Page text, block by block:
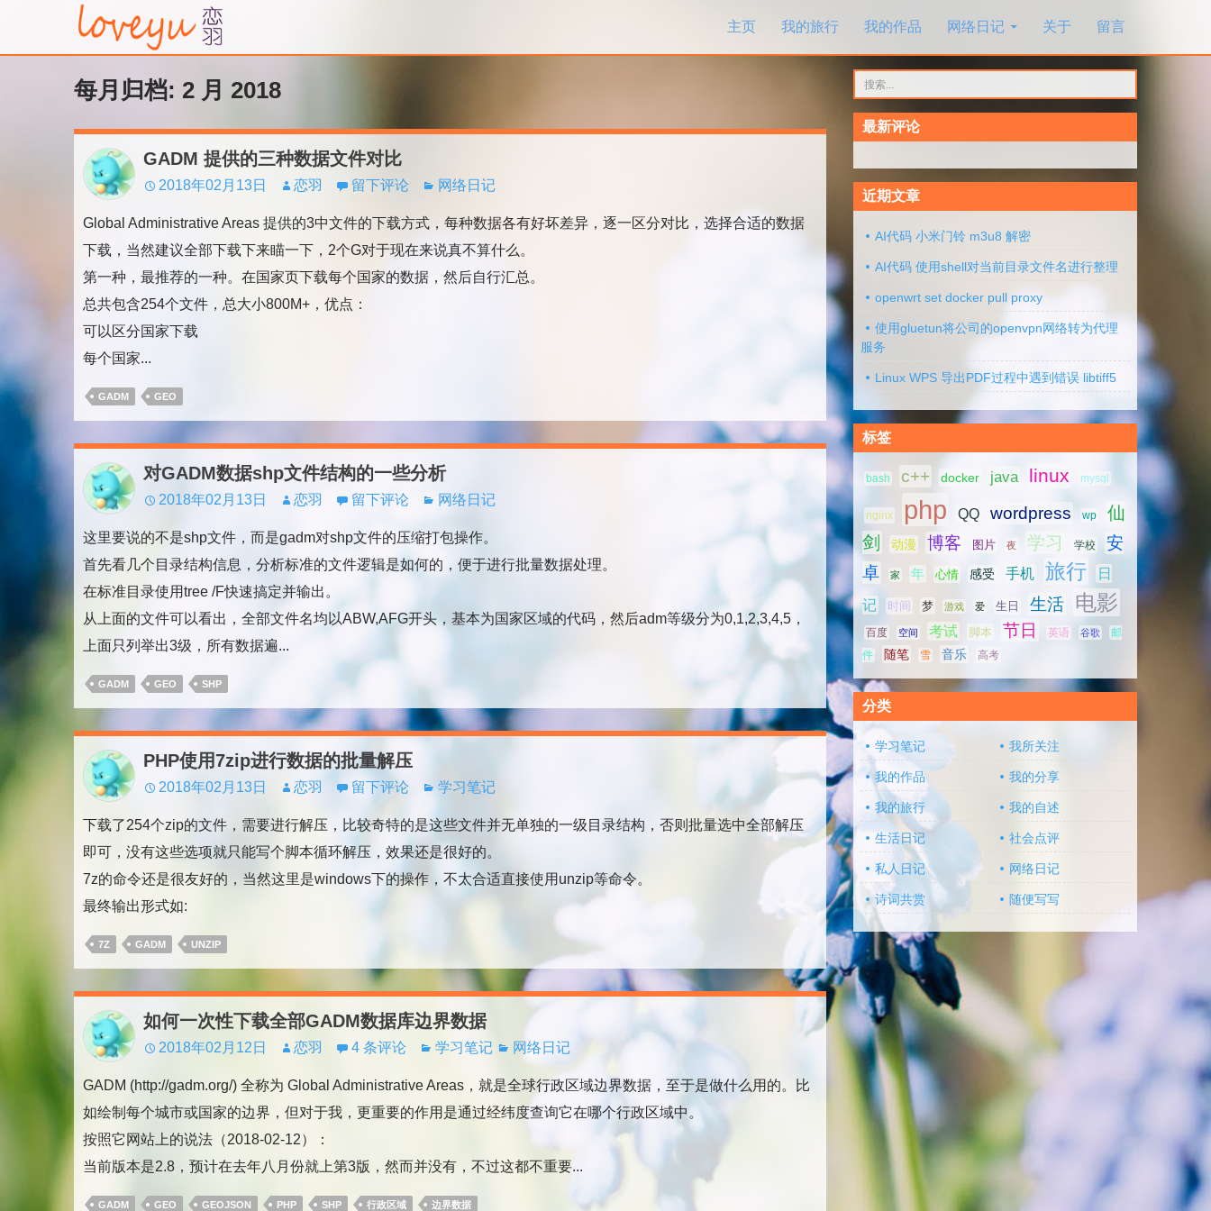
主页
我的旅行 我的作品 网络日记 关于 留言
每月归档: 2 月 2018
GADM 提供的三种数据文件对比
2018年02月13日 恋羽 留下评论 网络日记
Global Administrative Areas 提供的3中文件的下载方式，每种数据各有好坏差异，逐一区分对比，选择合适的数据
下载，当然建议全部下载下来瞄一下，2个G对于现在来说真不算什么。
第一种，最推荐的一种。在国家页下载每个国家的数据，然后自行汇总。
总共包含254个文件，总大小800M+，优点：
可以区分国家下载
每个国家...
GADM GEO
对GADM数据shp文件结构的一些分析
2018年02月13日 恋羽 留下评论 网络日记
这里要说的不是shp文件，而是gadm对shp文件的压缩打包操作。
首先看几个目录结构信息，分析标准的文件逻辑是如何的，便于进行批量数据处理。
在标准目录使用tree /F快速搞定并输出。
从上面的文件可以看出，全部文件名均以ABW,AFG开头，基本为国家区域的代码，然后adm等级分为0,1,2,3,4,5，
上面只列举出3级，所有数据遍...
GADM GEO SHP
PHP使用7zip进行数据的批量解压
2018年02月13日 恋羽 留下评论 学习笔记
下载了254个zip的文件，需要进行解压，比较奇特的是这些文件并无单独的一级目录结构，否则批量选中全部解压
即可，没有这些选项就只能写个脚本循环解压，效果还是很好的。
7z的命令还是很友好的，当然这里是windows下的操作，不太合适直接使用unzip等命令。
最终输出形式如:
7Z GADM UNZIP
如何一次性下载全部GADM数据库边界数据
2018年02月12日 恋羽 4 条评论 学习笔记 网络日记
GADM (http://gadm.org/) 全称为 Global Administrative Areas，就是全球行政区域边界数据，至于是做什么用的。比
如绘制每个城市或国家的边界，但对于我，更重要的作用是通过经纬度查询它在哪个行政区域中。
按照它网站上的说法（2018-02-12）：
当前版本是2.8，预计在去年八月份就上第3版，然而并没有，不过这都不重要...
GADM GEO GEOJSON PHP SHP 行政区域 边界数据
索：
最新评论
近期文章
AI代码 小米门铃 m3u8 解密
AI代码 使用shell对当前目录文件名进行整理
openwrt set docker pull proxy
使用gluetun将公司的openvpn网络转为代理
服务
Linux WPS 导出PDF过程中遇到错误 libtiff5
标签
bash c++ docker java linux mysql
nginx php QQ wordpress wp
仙
剑
动漫 博客 图片 夜 学习 学校
安
卓
家 年 心情 感受 手机 旅行 日
记 时间 梦 游戏 爱 生日 生活 电影
百度 空间 考试 脚本 节日 英语 谷歌 邮
件 随笔 雪 音乐 高考
分类
学习笔记 我所关注
我的作品 我的分享
我的旅行 我的自述
生活日记 社会点评
私人日记 网络日记
诗词共赏 随便写写